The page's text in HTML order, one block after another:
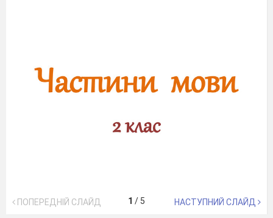
ПОПЕРЕДНІЙ СЛАЙД 1 / 5 НАСТУПНИЙ СЛАЙД